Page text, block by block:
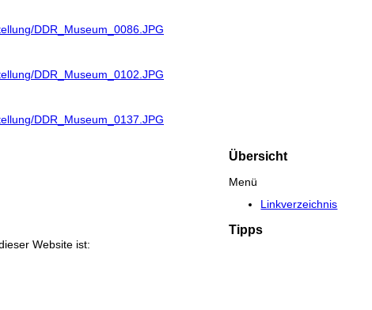
DDR_Museum_0086.JPG
DDR_Museum_0102.JPG
DDR_Museum_0137.JPG
Website ist:
Übersicht
Menü
Linkverzeichnis
Tipps